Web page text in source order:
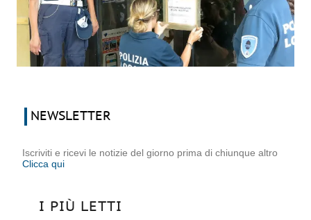
NEWSLETTER
Iscriviti e ricevi le notizie del giorno prima di chiunque altro
Clicca qui
I PIÙ LETTI